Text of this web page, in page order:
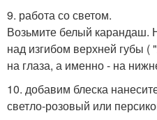
9. работа со светом.
Возьмите белый карандаш.
над изгибом верхней губы
на глаза, а именно - на
10. добавим блеска
светло-розовый или